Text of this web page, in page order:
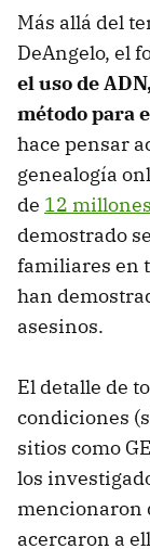
Más allá del
DeAngelo, el
el uso de
método para
hace pensar
genealogía
de 12
demostrado
familiares en
han
asesinos.
El detalle de
condiciones
sitios como
los
mencionaron
acercaron a